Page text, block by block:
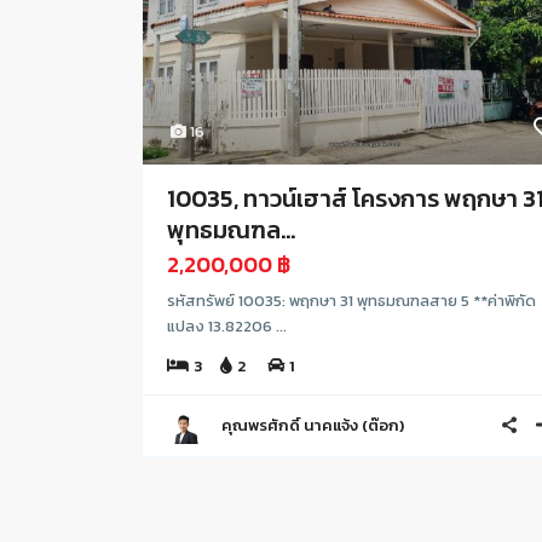
16
10035, ทาวน์เฮาส์ โครงการ พฤกษา
พุทธมณฑล...
2,200,000 ฿
รหัสทรัพย์ 10035: พฤกษา 31 พุทธมณฑลสาย 5 **ค่าพิกัด
แปลง 13.82206 ...
3
2 1
คุณพรศักดิ์ นาคแจ้ง (ต๊อก)